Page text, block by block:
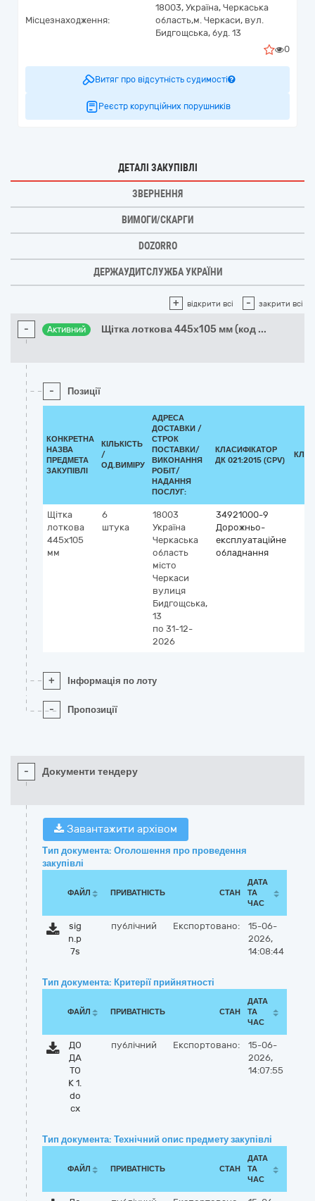
Місцезнаходження:
18003, Україна, Черкаська
область,м. Черкаси, вул.
Бидгощська, буд. 13
0
Витяг про відсутність судимості
Реєстр корупційних порушників
ДЕТАЛІ ЗАКУПІВЛІ
ЗВЕРНЕННЯ
ВИМОГИ/СКАРГИ
DOZORRO
ДЕРЖАУДИТСЛУЖБА УКРАЇНИ
+ відкрити всі - закрити всі
- Активний Щітка лоткова 445х105 мм (код ...
- Позиції
КОНКРЕТНА
НАЗВА
ПРЕДМЕТА
ЗАКУПІВЛІ
КІЛЬКІСТЬ
/
ОД.ВИМІРУ
АДРЕСА
ДОСТАВКИ /
СТРОК
ПОСТАВКИ/
ВИКОНАННЯ
РОБІТ/
НАДАННЯ
ПОСЛУГ:
КЛАСИФІКАТОР
ДК 021:2015 (CPV)
Щітка
лоткова
445х105
мм
6
штука
18003
Україна
Черкаська
область
місто
Черкаси
вулиця
Бидгощська,
13
по 31-12-
2026
34921000-9
Дорожньо-
експлуатаційне
обладнання
+ Інформація по лоту
- Пропозиції
- Документи тендеру
Завантажити архівом
Тип документа: Оголошення про проведення
закупівлі
ФАЙЛ ПРИВАТНІСТЬ СТАН
ДАТА
ТА
ЧАС
sig
n.p
7s
публічний Експортовано:
15-06-
2026,
14:08:44
Тип документа: Критерії прийнятності
ФАЙЛ ПРИВАТНІСТЬ СТАН
ДАТА
ТА
ЧАС
ДО
ДА
ТО
К 1.
do
cx
публічний Експортовано:
15-06-
2026,
14:07:55
Тип документа: Технічний опис предмету закупівлі
ФАЙЛ ПРИВАТНІСТЬ СТАН
ДАТА
ТА
ЧАС